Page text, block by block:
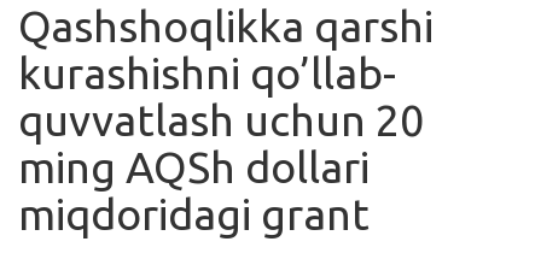
Ishlar
Kurslar
Blog
Yana
Qashshoqlikka qarshi
kurashishni qo’llab-
quvvatlash uchun 20
ming AQSh dollari
miqdoridagi grant